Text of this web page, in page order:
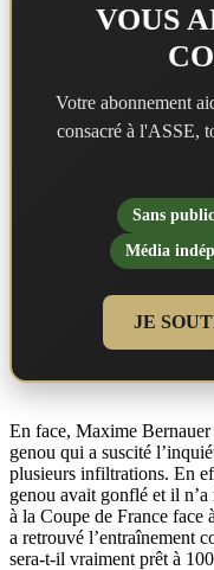
VOUS
Votre abonnement
consacré à l'ASSE,
Sans
Média
JE
En face, Maxime Bernauer
genou qui a suscité
plusieurs infiltrations. En
genou avait gonflé et il
à la Coupe de France
a retrouvé l’entraînement
sera-t-il vraiment prêt à